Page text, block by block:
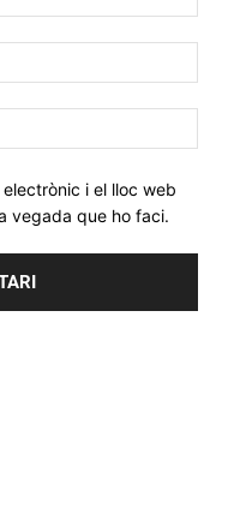
web:
i el lloc web
vegada que ho faci.